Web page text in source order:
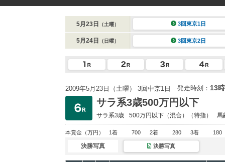
5月23日 （土曜） 3回東京1日
5月24日 （日曜） 3回東京2日
2009年5月23日（土曜） 3回中京1日 発走時刻： 13
サラ系3歳500万円以下
サラ系3歳 500万円以下 （混合）（特指） 馬
本賞金 （万円） 1着 700 2着 280 3着 180
決勝写真 決勝写真